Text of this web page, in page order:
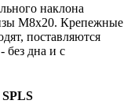
наклона
М8х20. Крепежные
поставляются
без дна и с